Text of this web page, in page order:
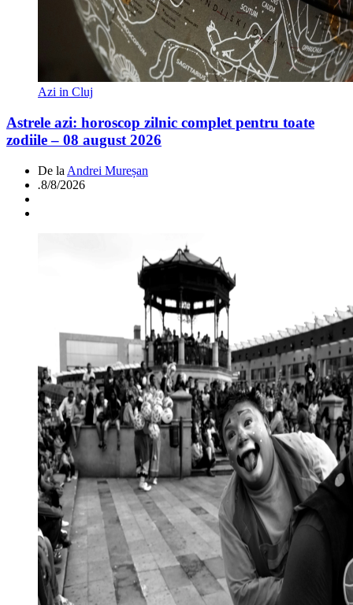
Azi in Cluj
Astrele azi: horoscop zilnic complet pentru toate
zodiile – 08 august 2026
De la Andrei Mureșan
.8/8/2026